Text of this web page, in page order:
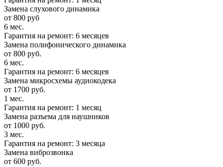
Замена слухового динамика
от 800 руб
6 мес.
Гарантия на ремонт: 6 месяцев
Замена полифонического динамика
от 800 руб.
6 мес.
Гарантия на ремонт: 6 месяцев
Замена микросхемы аудиокодека
от 1700 руб.
1 мес.
Гарантия на ремонт: 1 месяц
Замена разъема для наушников
от 1000 руб.
3 мес.
Гарантия на ремонт: 3 месяца
Замена виброзвонка
от 600 руб.